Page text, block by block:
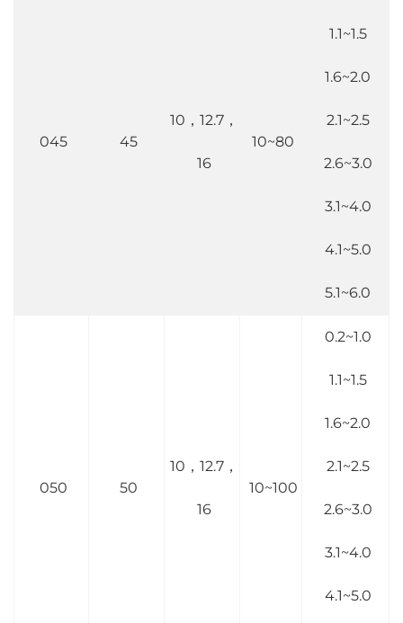
045 45
10，12.7，
16
10~80
1.1~1.5
1.6~2.0
2.1~2.5
2.6~3.0
3.1~4.0
4.1~5.0
5.1~6.0
050 50
10，12.7，
16
10~100
0.2~1.0
1.1~1.5
1.6~2.0
2.1~2.5
2.6~3.0
3.1~4.0
4.1~5.0